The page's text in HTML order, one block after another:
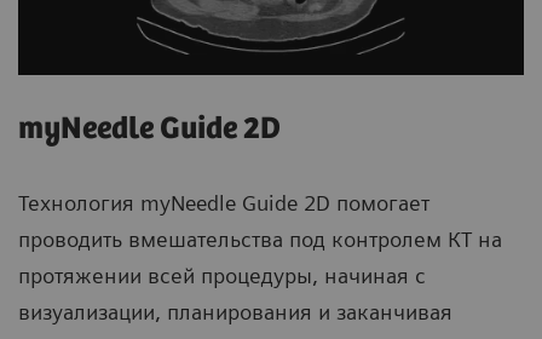
myNeedle Guide 2D
Технология myNeedle Guide 2D помогает
проводить вмешательства под контролем КТ на
протяжении всей процедуры, начиная с
визуализации, планирования и заканчивая